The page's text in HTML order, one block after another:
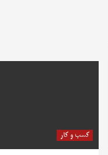
کسب و کار